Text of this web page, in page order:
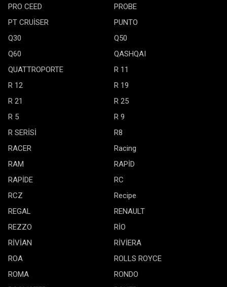
PRO CEED
PROBE
PT CRUİSER
PUNTO
Q30
Q50
Q60
QASHQAI
QUATTROPORTE
R 11
R 12
R 19
R 21
R 25
R 5
R 9
R SERİSİ
R8
RACER
Racing
RAM
RAPİD
RAPİDE
RC
RCZ
Recipe
REGAL
RENAULT
REZZO
RİO
RİVİAN
RİVİERA
ROA
ROLLS ROYCE
ROMA
RONDO